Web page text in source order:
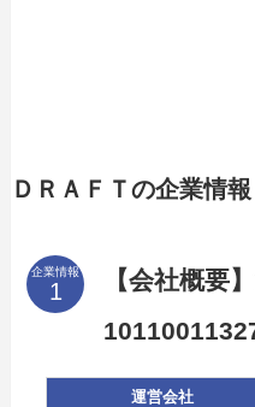
ＤＲＡＦＴの企業情報
企業情報
【会社概要
運営会社